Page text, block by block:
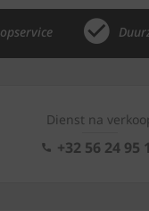
Dienst na
+32 56 24 95